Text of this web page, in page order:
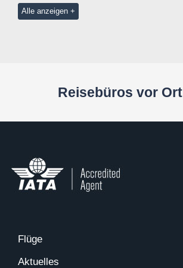
Alle anzeigen
Reisebüros vor Ort
Flüge
Aktuelles